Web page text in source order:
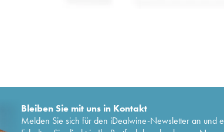
Bleiben Sie mit uns in Kontakt
Melden Sie sich für den iDealwine-Newsletter an und